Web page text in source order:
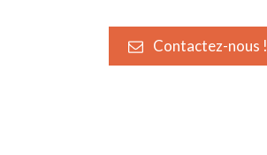
Contactez-nous !